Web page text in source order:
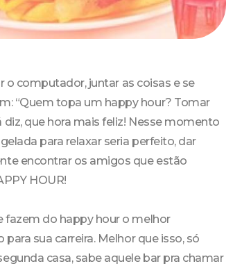
o computador, juntar as coisas e se
“Quem topa um happy hour? Tomar
que hora mais feliz! Nesse momento
para relaxar seria perfeito, dar
encontrar os amigos que estão
HOUR!
fazem do happy hour o melhor
sua carreira. Melhor que isso, só
casa, sabe aquele bar pra chamar